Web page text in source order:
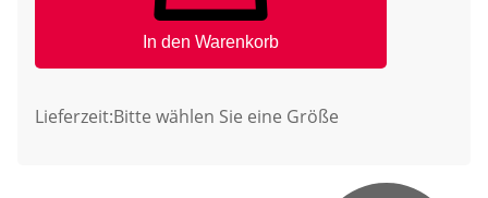
In den Warenkorb
Lieferzeit:Bitte wählen Sie eine Größe